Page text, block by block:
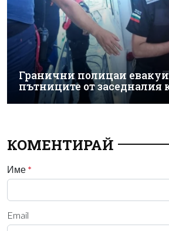
Гранични полицаи
пътниците от заседналия
КОМЕНТИРАЙ
Име *
Email